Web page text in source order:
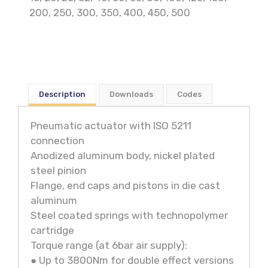
200, 250, 300, 350, 400, 450, 500
Description Downloads Codes
Pneumatic actuator with ISO 5211
connection
Anodized aluminum body, nickel plated
steel pinion
Flange, end caps and pistons in die cast
aluminum
Steel coated springs with technopolymer
cartridge
Torque range (at 6bar air supply):
● Up to 3800Nm for double effect versions